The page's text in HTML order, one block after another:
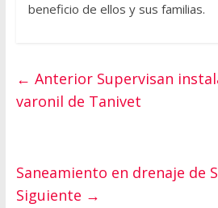
beneficio de ellos y sus familias.
← AnteriorSupervisan
varonil de Tanivet
Saneamiento en drenaje de
Siguiente →